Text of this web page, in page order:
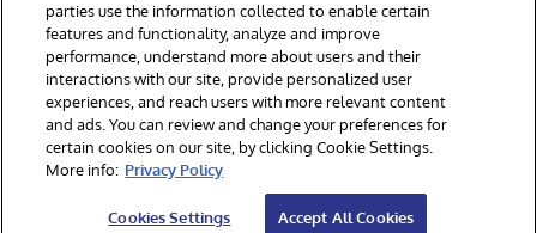
© 1996-2026 InterSystems Corporation, Boston, MA. Tous droits
réservés.
Mentions légales
Déclaration de confidentialité d'InterSystems Corporation
Garantie
Accessibilité
parties use the information collected to enable certain
features and functionality, analyze and improve
performance, understand more about users and their
interactions with our site, provide personalized user
experiences, and reach users with more relevant content
and ads. You can review and change your preferences for
certain cookies on our site, by clicking Cookie Settings.
More info: Privacy Policy
Cookies Settings Accept All Cookies